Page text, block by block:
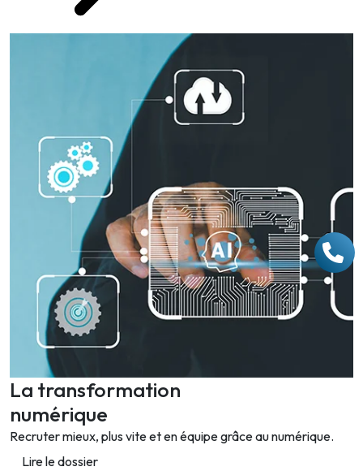
La transformation
numérique
Recruter mieux, plus vite et en équipe grâce au numérique.
Lire le dossier